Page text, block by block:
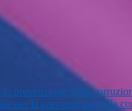
prevenzione della
per la prevenzione della